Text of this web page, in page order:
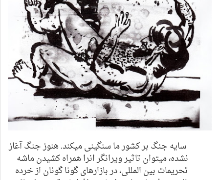
سایه جنگ بر کشور ما سنگینی میکند. هنوزجنگآغاز
نشده، میتوان تاثیر ویرانگر انرا همراه کشیدن ماشه
تحریمات بین المللی، در بازارهای گونا گوناناز خرده